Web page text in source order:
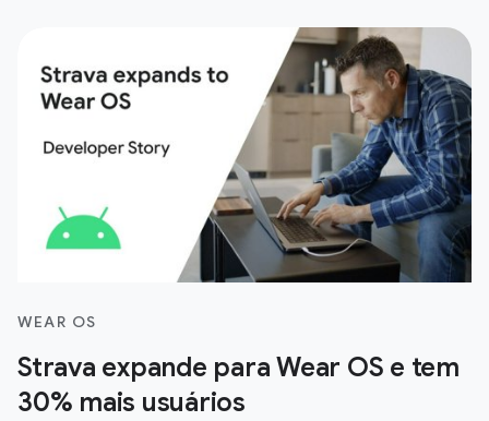
WEAR OS
Strava expande para Wear OS e tem
30% mais usuários